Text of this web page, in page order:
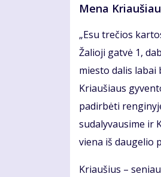
Mena
„Esu trečios
Žalioji gatvė 1,
miesto dalis
Kriaušiaus
padirbėti
sudalyvausime ir
viena iš daugelio
Kriau­šius –